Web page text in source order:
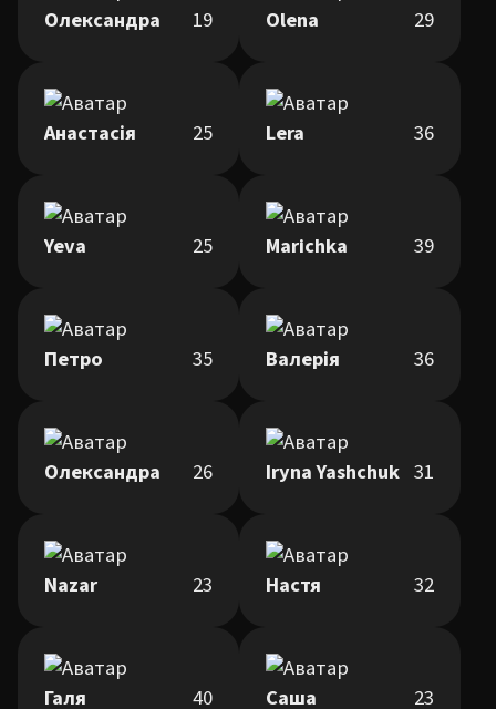
Олександра 19 Olena 29
Анастасія 25 Lera 36
Yeva 25 Marichka 39
Петро 35 Валерія 36
Олександра 26 Iryna Yashchuk 31
Nazar 23 Настя 32
Галя 40 Саша 23